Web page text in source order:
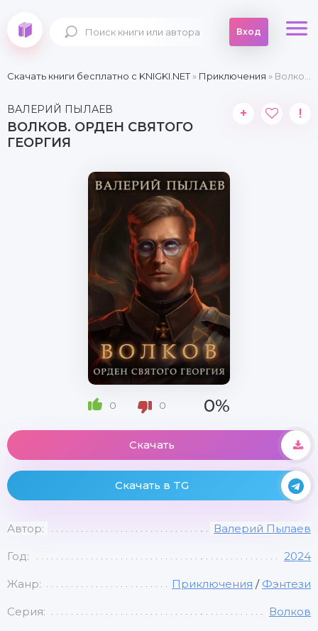
Вход
Скачать книги бесплатно c KNIGKI.NET» Приключения » Волков. Орден Святого Георгия
ВАЛЕРИЙ ПЫЛАЕВ
ВОЛКОВ. ОРДЕН СВЯТОГО
ГЕОРГИЯ
+ !
0 0 0%
Скачать
Скачать в TG
Автор: Валерий Пылаев
Год: 2024
Жанр: Приключения / Фэнтези
Серия: Волков